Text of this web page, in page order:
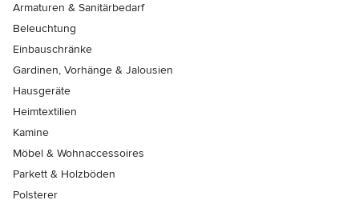
Armaturen & Sanitärbedarf
Beleuchtung
Einbauschränke
Gardinen, Vorhänge & Jalousien
Hausgeräte
Heimtextilien
Kamine
Möbel & Wohnaccessoires
Parkett & Holzböden
Polsterer